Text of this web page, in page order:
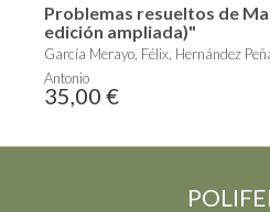
Problemas resueltos de
edición ampliada)"
García Merayo, Félix, Hernández
Antonio
35,00 €